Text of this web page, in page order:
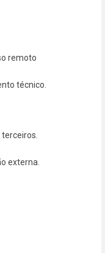
remoto
técnico.
externa.